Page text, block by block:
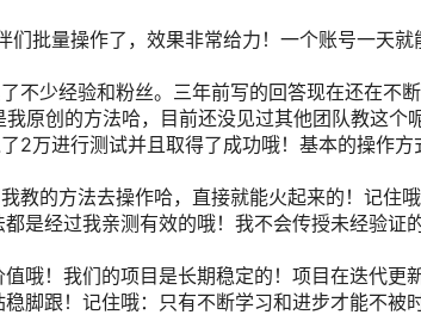
们批量操作了，效果非常给力！一个账号一天
不少经验和粉丝。三年前写的回答现在还在不
原创的方法哈，目前还没见过其他团队教这个呢
2万进行测试并且取得了成功哦！基本的操作
教的方法去操作哈，直接就能火起来的！记住
是经过我亲测有效的哦！我不会传授未经验证
哦！我们的项目是长期稳定的！项目在迭代更
脚跟！记住哦：只有不断学习和进步才能不被时